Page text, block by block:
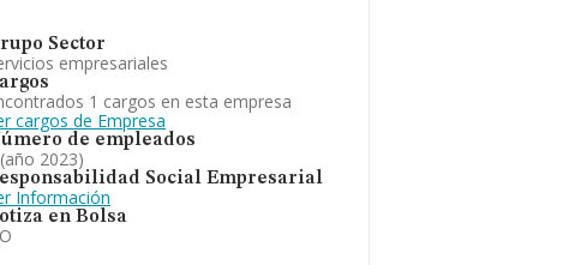
Sector
empresariales
1 cargos en esta empresa
cargos de Empresa
de empleados
2023)
Social Empresarial
Información
en Bolsa